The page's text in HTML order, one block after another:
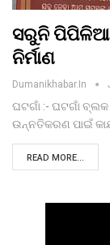
ସରୁନି ପିପିଳିଆ-
ନିର୍ମାଣ
Dumanikhabar.in
ଘଟଗାଁ :- ଘଟଗାଁ ବ୍ଲକ
ଉନ୍ନତିକରଣ ପାଇଁ
READ MORE...